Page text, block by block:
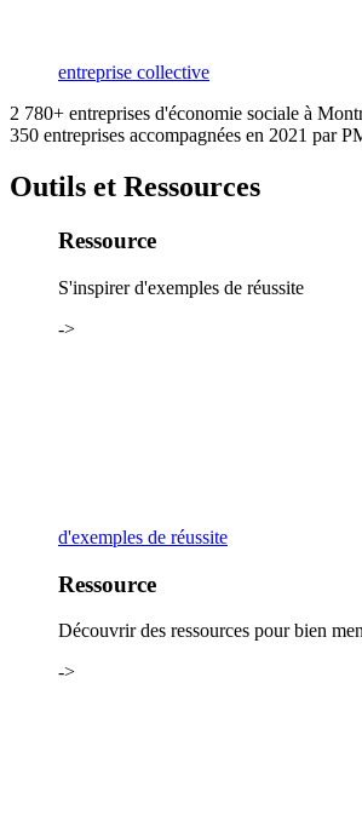
entreprise collective
2 780+ entreprises d'économie sociale à
350 entreprises accompagnées en 2021 par
Outils et Ressources
Ressource
S'inspirer d'exemples de réussite
->
d'exemples de réussite
Ressource
Découvrir des ressources pour bien
->